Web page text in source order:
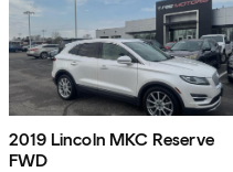
2019 Lincoln MKC Reserve
FWD